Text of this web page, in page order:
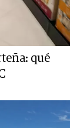
qué